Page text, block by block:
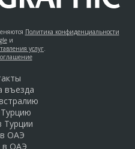
Политика конфиденциальности
и
услуг.
въезда
Турции
ОАЭ
в ОАЭ